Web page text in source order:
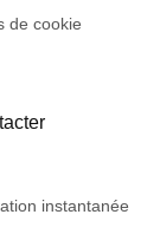
de cookie
instantanée